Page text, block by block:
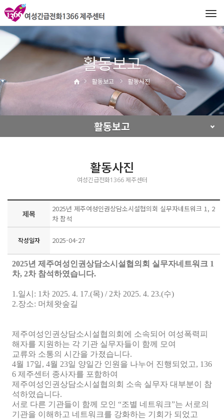
활동보고
활동보고 활동사진
활동보고
활동사진
여성긴급전화1366 제주센터
제목
2025년 제주여성인권상담소시설협의회 실무자네트워크 1, 2
차 참석
작성일자 2025-04-27
2025년 제주여성인권상담소시설협의회 실무자네트워크 1
차, 2차 참석하였습니다.
1.일시 : 1 차 2025. 4. 17.(목) / 2차 2025. 4. 23.(수)
2.장소: 머체왓숲길
제주여성인권상담소시설협의회에 소속되어 여성폭력피
해자를 지원하는 각 기관 실무자들이 함께 모여
교류와 소통의 시간을 가졌습니다.
4월 17일, 4월 23일 양일간 인원을 나누어 진행되었고, 136
6 제주센터 종사자를 포함하여
제주여성인권상담소시설협의회 소속 실무자 대부분이 참
석하였습니다.
서로 다른 기관들이 함께 모인 “조별 네트워크”는 서로의
기관을 이해하고 네트워크를 강화하는 기회가 되었고